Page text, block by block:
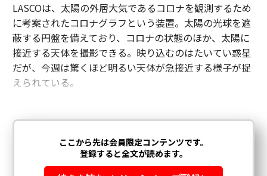
LASCOは、太陽の外層大気であるコロナを観測するため
に考案されたコロナグラフという装置。太陽の光球を遮
蔽する円盤を備えており、コロナの状態のほか、太陽に
接近する天体を撮影できる。映り込むのはたいてい惑星
だが、今週は驚くほど明るい天体が急接近する様子が捉
えられている。